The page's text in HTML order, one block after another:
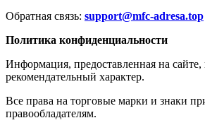
Обратная связь: support@mfc-adresa.top
Политика конфиденциальности
Информация, предоставленная на сайте,
рекомендательный характер.
Все права на торговые марки и знаки
правообладателям.